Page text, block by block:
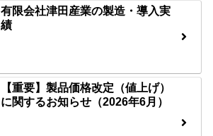
有限会社津田産業の製造・導入実
績
【重要】製品価格改定（値上げ）
に関するお知らせ（2026年6月）